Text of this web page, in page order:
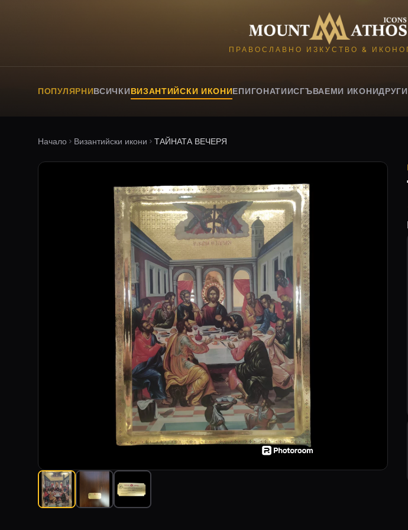
Mount Athos Icons
ПРАВОСЛАВНО ИЗКУСТВО &
ПОПУЛЯРНИВСИЧКИВИЗАНТИЙСКИ ИКОНИЕПИГОНАТИИСГЪВАЕМИ ИКОНИ
Начало Византийски икони ТАЙНАТА ВЕЧЕРЯ